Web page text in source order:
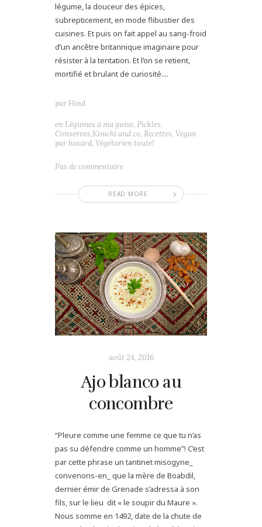
légume, la douceur des épices,
subrepticement, en mode flibustier des
cuisines. Et puis on fait appel au sang-froid
d’un ancêtre britannique imaginaire pour
résister à la tentation. Et l’on se retient,
mortifié et brulant de curiosité....
READ MORE
par Hind
en Légumes à ma guise, Pickles,
Conserves,Kimchi and co, Recettes, Vegan
par hasard, Végétarien toute!
Pas de commentaire
août 24, 2016
Ajo blanco au
concombre
“Pleure comme une femme ce que tu n’as
pas su défendre comme un homme”! C’est
par cette phrase un tantinet misogyne_
convenons-en_ que la mère de Boabdil,
dernier émir de Grenade s’adressa à son
fils, sur le lieu dit « le soupir du Maure ».
Nous somme en 1492, date de la chute de